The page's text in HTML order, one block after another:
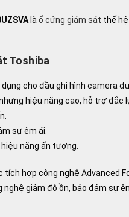
làổ cứng giám sát thế
Toshiba
cho đầu ghi hình camera
hiệu năng cao, hỗ trợ đắc
sự êm ái.
năng ấn tượng.
tích hợp công nghệ Advanced
giảm độ ồn, bảo đảm sự